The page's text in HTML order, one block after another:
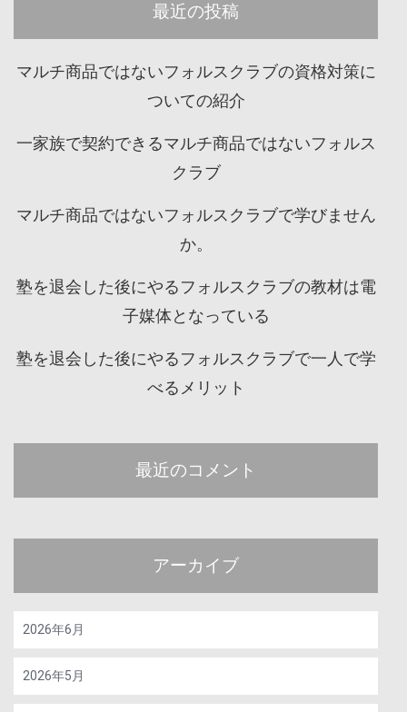
最近の投稿
マルチ商品ではないフォルスクラブの資格対策に
ついての紹介
一家族で契約できるマルチ商品ではないフォルス
クラブ
マルチ商品ではないフォルスクラブで学びません
か。
塾を退会した後にやるフォルスクラブの教材は電
子媒体となっている
塾を退会した後にやるフォルスクラブで一人で学
べるメリット
最近のコメント
アーカイブ
2026年6月
2026年5月